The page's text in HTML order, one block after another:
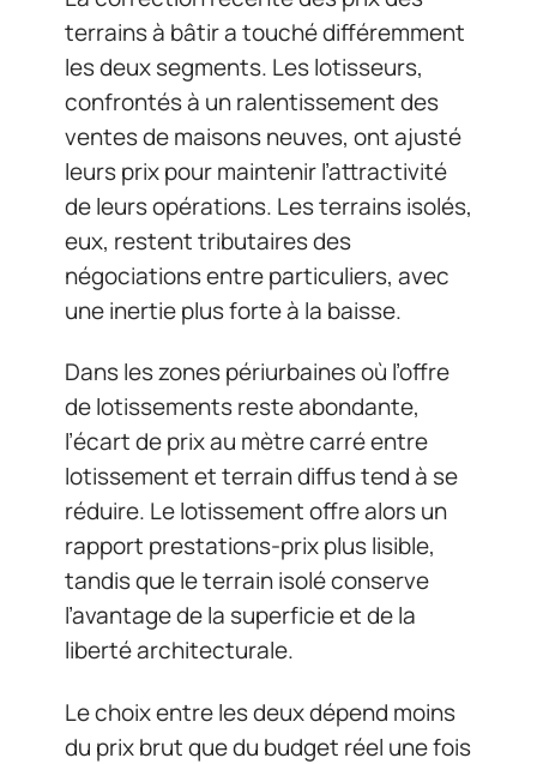
terrains à bâtir a touché différemment
les deux segments. Les lotisseurs,
confrontés à un ralentissement des
ventes de maisons neuves, ont ajusté
leurs prix pour maintenir l’attractivité
de leurs opérations. Les terrains isolés,
eux, restent tributaires des
négociations entre particuliers, avec
une inertie plus forte à la baisse.
Dans les zones périurbaines où l’offre
de lotissements reste abondante,
l’écart de prix au mètre carré entre
lotissement et terrain diffus tend à se
réduire. Le lotissement offre alors un
rapport prestations-prix plus lisible,
tandis que le terrain isolé conserve
l’avantage de la superficie et de la
liberté architecturale.
Le choix entre les deux dépend moins
du prix brut que du budget réel une fois